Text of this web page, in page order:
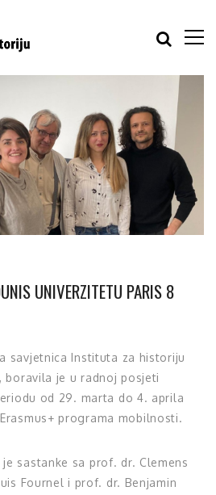
UNIVERZITETU PARIS 8
savjetnica Instituta za historiju
boravila je u radnoj posjeti
od 29. marta do 4. aprila
programa mobilnosti.
sastanke sa prof. dr. Clemens
Fournel i prof. dr. Benjamin